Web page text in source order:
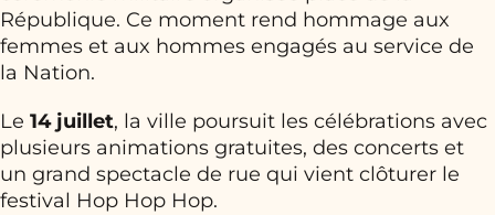
République. Ce moment rend hommage aux
femmes et aux hommes engagés au service de
la Nation.
Le 14 juillet, la ville poursuit les célébrations avec
plusieurs animations gratuites, des concerts et
un grand spectacle de rue qui vient clôturer le
festival Hop Hop Hop.